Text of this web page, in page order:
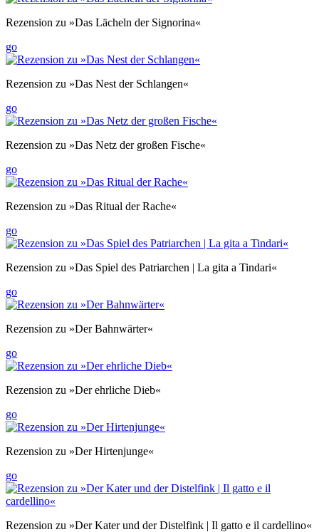
Rezension zu »Das Lächeln der Signorina«
go
Rezension zu »Das Nest der Schlangen«
go
Rezension zu »Das Netz der großen Fische«
go
Rezension zu »Das Ritual der Rache«
go
Rezension zu »Das Spiel des Patriarchen | La gita a Tindari«
go
Rezension zu »Der Bahnwärter«
go
Rezension zu »Der ehrliche Dieb«
go
Rezension zu »Der Hirtenjunge«
go
Rezension zu »Der Kater und der Distelfink | Il gatto e il cardellino«